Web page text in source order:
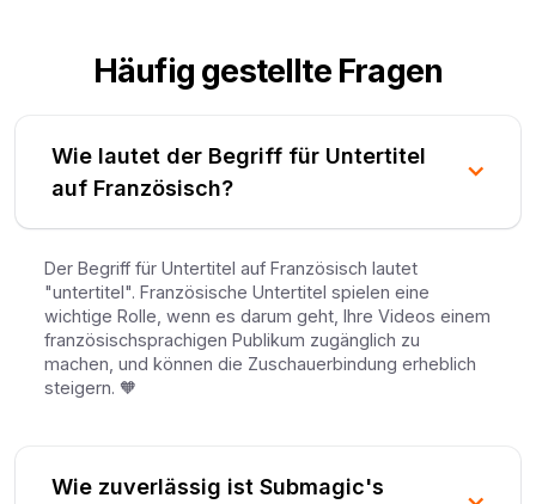
Häufig gestellte Fragen
Wie lautet der Begriff für Untertitel
auf Französisch?
Der Begriff für Untertitel auf Französisch lautet
"untertitel". Französische Untertitel spielen eine
wichtige Rolle, wenn es darum geht, Ihre Videos einem
französischsprachigen Publikum zugänglich zu
machen, und können die Zuschauerbindung erheblich
steigern. 🧡
Wie zuverlässig ist Submagic's